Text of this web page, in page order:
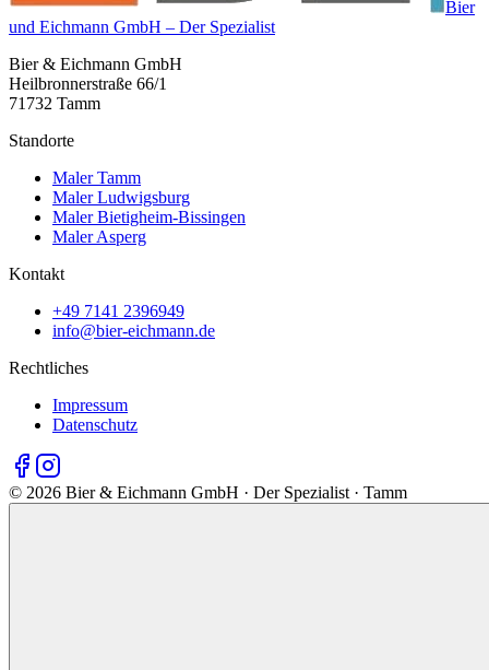
Bier
und Eichmann GmbH – Der Spezialist
Bier & Eichmann GmbH
Heilbronnerstraße 66/1
71732 Tamm
Standorte
Maler Tamm
Maler Ludwigsburg
Maler Bietigheim-Bissingen
Maler Asperg
Kontakt
+49 7141 2396949
info@bier-eichmann.de
Rechtliches
Impressum
Datenschutz
© 2026 Bier & Eichmann GmbH · Der Spezialist · Tamm